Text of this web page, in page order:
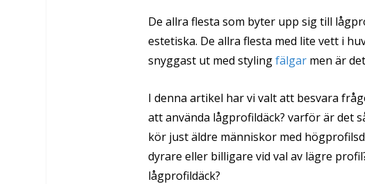
De allra flesta som byter upp sig till
estetiska. De allra flesta med lite vett i
snyggast ut med stylingfälgarmen är
I denna artikel har vi valt att besvara
att använda lågprofildäck? varför är det
kör just äldre människor med
dyrare eller billigare vid val av lägre
lågprofildäck?